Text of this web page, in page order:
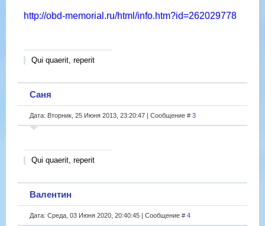
http://obd-memorial.ru/html/info.htm?id=262029778
Qui quaerit, reperit
Саня
Дата: Вторник, 25 Июня 2013, 23:20:47 | Сообщение # 3
Qui quaerit, reperit
Валентин
Дата: Среда, 03 Июня 2020, 20:40:45 | Сообщение # 4